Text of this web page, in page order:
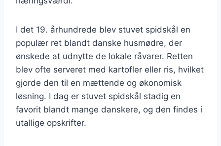
I det 19. århundrede blev stuvet spidskål en
populær ret blandt danske husmødre, der
ønskede at udnytte de lokale råvarer. Retten
blev ofte serveret med kartofler eller ris, hvilket
gjorde den til en mættende og økonomisk
løsning. I dag er stuvet spidskål stadig en
favorit blandt mange danskere, og den findes i
utallige opskrifter.